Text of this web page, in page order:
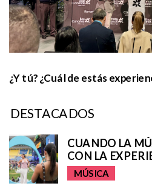
¿Y tú? ¿Cuál de estás
DESTACADOS
CUANDO LA
CON LA
EL UNIVERSO
GRANCA LIVE
MÚSICA